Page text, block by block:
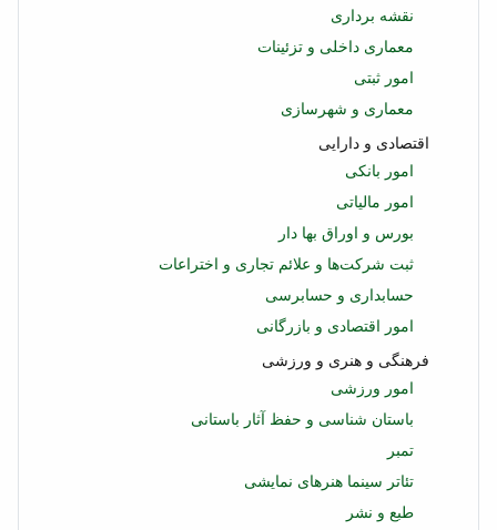
نقشه برداری
معماری داخلی و تزئینات
امور ثبتی
معماری و شهرسازی
اقتصادی و دارایی
امور بانکی
امور مالیاتی
بورس و اوراق بها دار
ثبت شرکت‌ها و علائم تجاری و اختراعات
حسابداری و حسابرسی
امور اقتصادی و بازرگانی
فرهنگی و هنری و ورزشی
امور ورزشی
باستان شناسی و حفظ آثار باستانی
تمبر
تئاتر سینما هنرهای نمایشی
طبع و نشر